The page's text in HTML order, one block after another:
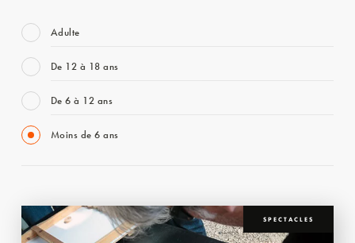
Adulte
De 12 à 18 ans
De 6 à 12 ans
Moins de 6 ans
SPECTACLES